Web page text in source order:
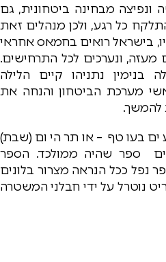
ונפיצה מבחינה ביטחונית, גם
כל רגע, ולכן מנהלים זאת
בישראל רואים בחמאס אחראי
מעזה, ונערכים לכל התרחישים.
נתניהו קיים הלילה
מערכת הביטחון והנחה את
להמשך.
בעוטף – אותר היום (שבת)
ספר שהיה ממולכד. הספר
נפל ככל הנראה מצרור בלונים
נוטרל על ידי חבלני המשטרה